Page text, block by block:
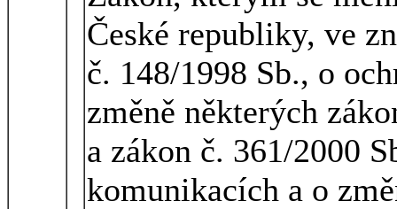
České republiky, ve
č. 148/1998 Sb., o
změně některých
a zákon č. 361/2000
komunikacích a o